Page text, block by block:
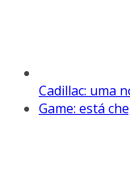
Cadillac: uma
Game: está